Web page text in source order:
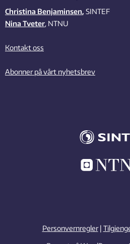
Christina Benjaminsen, SINTEF
Nina Tveter, NTNU
Kontakt oss
Abonner på vårt nyhetsbrev
Personvernregler |